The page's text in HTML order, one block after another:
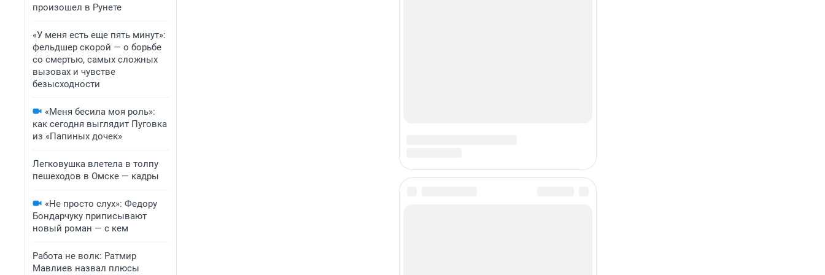
произошел в Рунете
«У меня есть еще пять минут»:
фельдшер скорой — о борьбе
со смертью, самых сложных
вызовах и чувстве
безысходности
«Меня бесила моя роль»:
как сегодня выглядит Пуговка
из «Папиных дочек»
Легковушка влетела в толпу
пешеходов в Омске — кадры
«Не просто слух»: Федору
Бондарчуку приписывают
новый роман — с кем
Работа не волк: Ратмир
Мавлиев назвал плюсы